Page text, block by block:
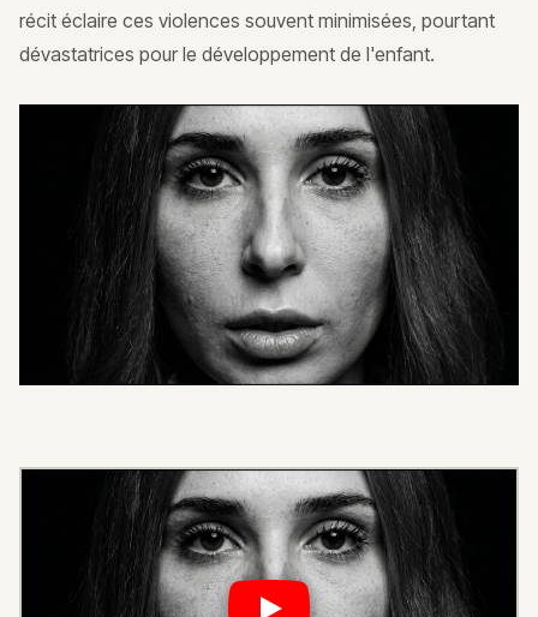
récit éclaire ces violences souvent minimisées, pourtant
dévastatrices pour le développement de l'enfant.